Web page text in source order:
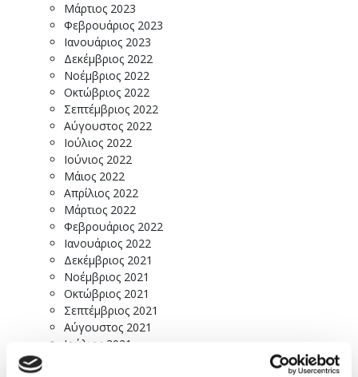
Μάρτιος 2023
Φεβρουάριος 2023
Ιανουάριος 2023
Δεκέμβριος 2022
Νοέμβριος 2022
Οκτώβριος 2022
Σεπτέμβριος 2022
Αύγουστος 2022
Ιούλιος 2022
Ιούνιος 2022
Μάιος 2022
Απρίλιος 2022
Μάρτιος 2022
Φεβρουάριος 2022
Ιανουάριος 2022
Δεκέμβριος 2021
Νοέμβριος 2021
Οκτώβριος 2021
Σεπτέμβριος 2021
Αύγουστος 2021
Ιούλιος 2021